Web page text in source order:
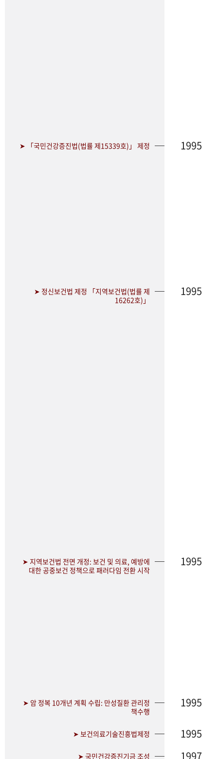
➤ 「국민건강증진법(법률 제15339호)」 제정 1995
➤ 정신보건법 제정 「지역보건법(법률 제
16262호)」
1995
➤ 지역보건법 전면 개정: 보건 및 의료, 예방에
대한 공중보건 정책으로 패러다임 전환 시작
1995
➤ 암 정복 10개년 계획 수립: 만성질환 관리정
책수행
1995
➤ 보건의료기술진흥법제정 1995
➤ 국민건강증진기금 조성 1997